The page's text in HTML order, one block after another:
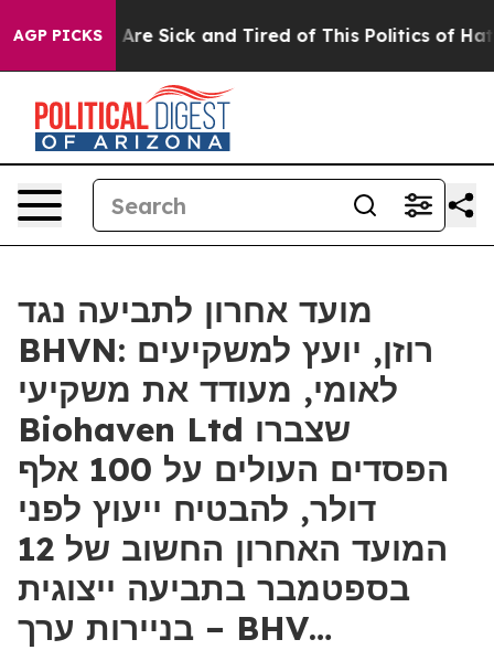
AGP PICKSAre Sick and Tired of This Politics of Hatred”
מועד אחרון לתביעה נגד
BHVN: רוזן, יועץ למשקיעים
לאומי, מעודד את משקיעי
Biohaven Ltd שצברו
הפסדים העולים על 100 אלף
דולר, להבטיח ייעוץ לפני
המועד האחרון החשוב של 12
בספטמבר בתביעה ייצוגית
בניירות ערך – BHV…